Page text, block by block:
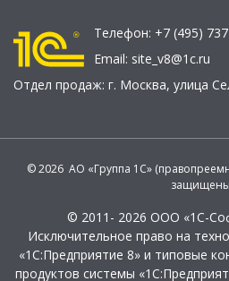
Телефон: +7 (495)
Email: site_v8@1c.ru
Отдел продаж: г. Москва, улица
© 2026 АО «Группа 1С»
защищены
© 2011- 2026 ООО «1С-
Исключительное право на
«1С:Предприятие 8» и типовые
продуктов системы